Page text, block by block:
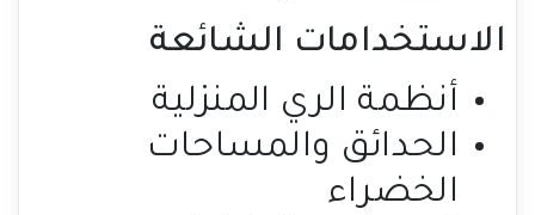
الاستخدامات الشائعة
أنظمة الري المنزلية
الحدائق والمساحات
الخضراء